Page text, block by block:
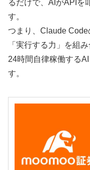
るだけで、AIがAPIを
す。
つまり、Claude Code
「実行する力」を組
24時間自律稼働する
す。